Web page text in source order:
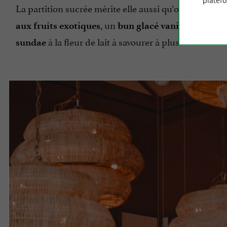
La partition sucrée mérite elle aussi qu’on lui
aux fruits exotiques, un bun glacé vanille-caramel
sundae à la fleur de lait à savourer à plusieurs.